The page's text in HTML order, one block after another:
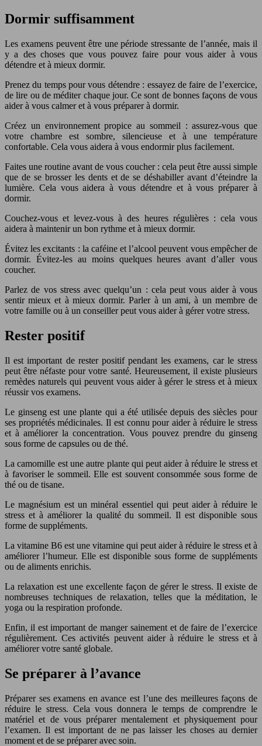
Dormir suffisamment
Les examens peuvent être une période stressante de l’année, mais il
y a des choses que vous pouvez faire pour vous aider à vous
détendre et à mieux dormir.
Prenez du temps pour vous détendre : essayez de faire de l’exercice,
de lire ou de méditer chaque jour. Ce sont de bonnes façons de vous
aider à vous calmer et à vous préparer à dormir.
Créez un environnement propice au sommeil : assurez-vous que
votre chambre est sombre, silencieuse et à une température
confortable. Cela vous aidera à vous endormir plus facilement.
Faites une routine avant de vous coucher : cela peut être aussi simple
que de se brosser les dents et de se déshabiller avant d’éteindre la
lumière. Cela vous aidera à vous détendre et à vous préparer à
dormir.
Couchez-vous et levez-vous à des heures régulières : cela vous
aidera à maintenir un bon rythme et à mieux dormir.
Évitez les excitants : la caféine et l’alcool peuvent vous empêcher de
dormir. Évitez-les au moins quelques heures avant d’aller vous
coucher.
Parlez de vos stress avec quelqu’un : cela peut vous aider à vous
sentir mieux et à mieux dormir. Parler à un ami, à un membre de
votre famille ou à un conseiller peut vous aider à gérer votre stress.
Rester positif
Il est important de rester positif pendant les examens, car le stress
peut être néfaste pour votre santé. Heureusement, il existe plusieurs
remèdes naturels qui peuvent vous aider à gérer le stress et à mieux
réussir vos examens.
Le ginseng est une plante qui a été utilisée depuis des siècles pour
ses propriétés médicinales. Il est connu pour aider à réduire le stress
et à améliorer la concentration. Vous pouvez prendre du ginseng
sous forme de capsules ou de thé.
La camomille est une autre plante qui peut aider à réduire le stress et
à favoriser le sommeil. Elle est souvent consommée sous forme de
thé ou de tisane.
Le magnésium est un minéral essentiel qui peut aider à réduire le
stress et à améliorer la qualité du sommeil. Il est disponible sous
forme de suppléments.
La vitamine B6 est une vitamine qui peut aider à réduire le stress et à
améliorer l’humeur. Elle est disponible sous forme de suppléments
ou de aliments enrichis.
La relaxation est une excellente façon de gérer le stress. Il existe de
nombreuses techniques de relaxation, telles que la méditation, le
yoga ou la respiration profonde.
Enfin, il est important de manger sainement et de faire de l’exercice
régulièrement. Ces activités peuvent aider à réduire le stress et à
améliorer votre santé globale.
Se préparer à l’avance
Préparer ses examens en avance est l’une des meilleures façons de
réduire le stress. Cela vous donnera le temps de comprendre le
matériel et de vous préparer mentalement et physiquement pour
l’examen. Il est important de ne pas laisser les choses au dernier
moment et de se préparer avec soin.